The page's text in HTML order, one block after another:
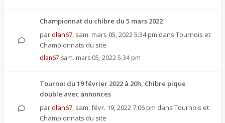
Championnat du chibre du 5 mars 2022
pardlan67, sam. mars 05, 2022 5:34 pm dans Tournois et
Championnats du site
dlan67 sam. mars 05, 2022 5:34 pm
Tournoi du 19 février 2022 à 20h, Chibre pique
double avec annonces
pardlan67, sam. févr. 19, 2022 7:06 pm dans Tournois et
Championnats du site